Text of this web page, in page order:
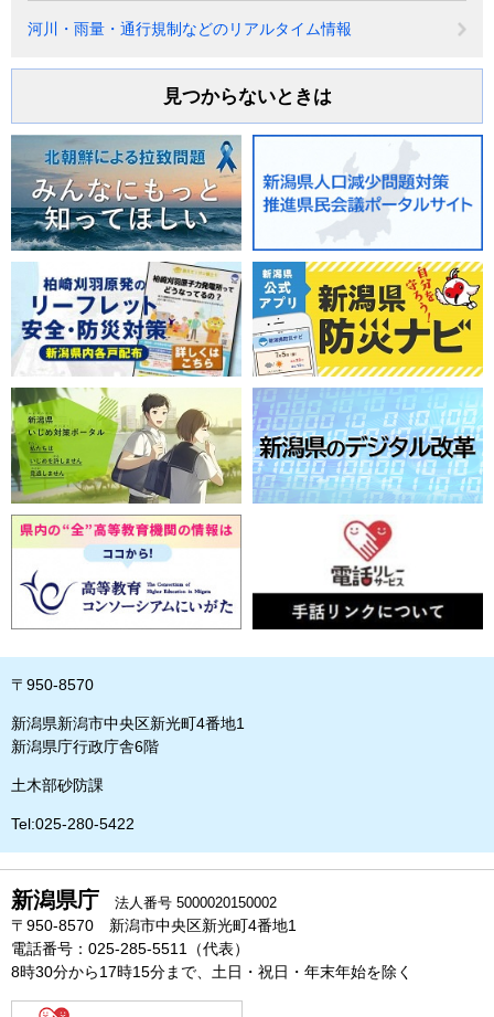
河川・雨量・通行規制などのリアルタイム情報
見つからないときは
〒950-8570
新潟県新潟市中央区新光町4番地1
新潟県庁行政庁舎6階
土木部砂防課
Tel:025-280-5422
新潟県庁 法人番号 5000020150002
〒950-8570 新潟市中央区新光町4番地1
電話番号：025-285-5511（代表）
8時30分から17時15分まで、土日・祝日・年末年始を除く